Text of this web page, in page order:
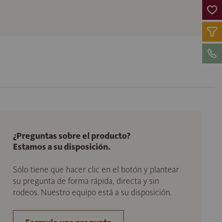
¿Preguntas sobre el producto?
Estamos a su disposición.
Sólo tiene que hacer clic en el botón y plantear
su pregunta de forma rápida, directa y sin
rodeos. Nuestro equipo está a su disposición.